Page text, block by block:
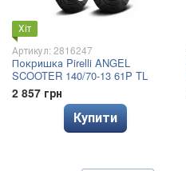
Хіт
Артикул: 2816247
Покришка Pirelli ANGEL
SCOOTER 140/70-13 61P TL
2 857 грн
Купити